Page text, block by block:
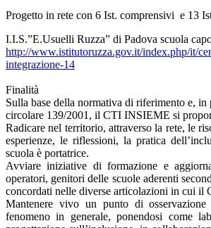
Progetto in rete con 6 Ist. comprensivi e 13
I.I.S.”E.Usuelli Ruzza” di Padova scuola
http://www.istitutoruzza.gov.it/index.php/it/
integrazione-14
Finalità
Sulla base della normativa di riferimento e, in
circolare 139/2001, il CTI INSIEME si
Radicare nel territorio, attraverso la rete, le
esperienze, le riflessioni, la pratica
scuola è portatrice.
Avviare iniziative di formazione e
operatori, genitori delle scuole aderenti
concordati nelle diverse articolazioni in cui il
Mantenere vivo un punto di osservazione
fenomeno in generale, ponendosi come